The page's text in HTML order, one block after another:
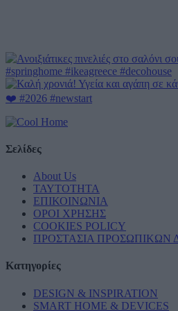
Σελίδες
About Us
ΤΑΥΤΟΤΗΤΑ
ΕΠΙΚΟΙΝΩΝΙΑ
ΟΡΟΙ ΧΡΗΣΗΣ
COOKIES POLICY
ΠΡΟΣΤΑΣΙΑ ΠΡΟΣΩΠΙΚΩΝ
Κατηγορίες
DESIGN & INSPIRATION
SMART HOME & DEVICES